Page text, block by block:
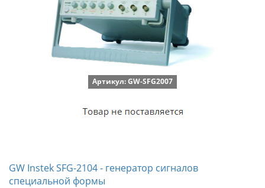
Артикул: GW-SFG2007
GW Instek SFG-2104 - генератор сигналов
специальной формы